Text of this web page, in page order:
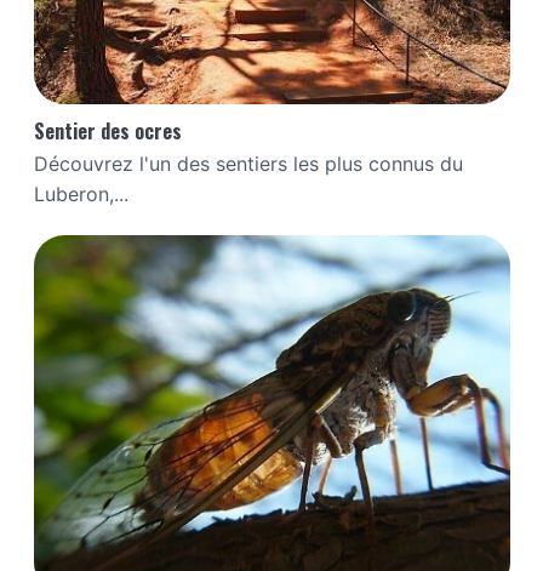
Sentier des ocres
Découvrez l'un des sentiers les plus connus du
Luberon,...